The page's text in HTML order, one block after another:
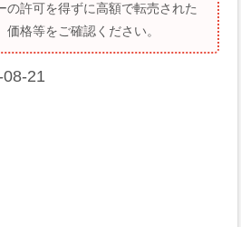
の許可を得ずに高額で転売された
格等をご確認ください。
21